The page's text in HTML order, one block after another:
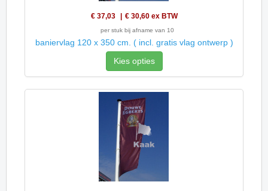
€ 37,03 € 30,60 ex BTW
per stuk bij afname van 10
baniervlag 120 x 350 cm. ( incl. gratis vlag ontwerp )
Kies opties